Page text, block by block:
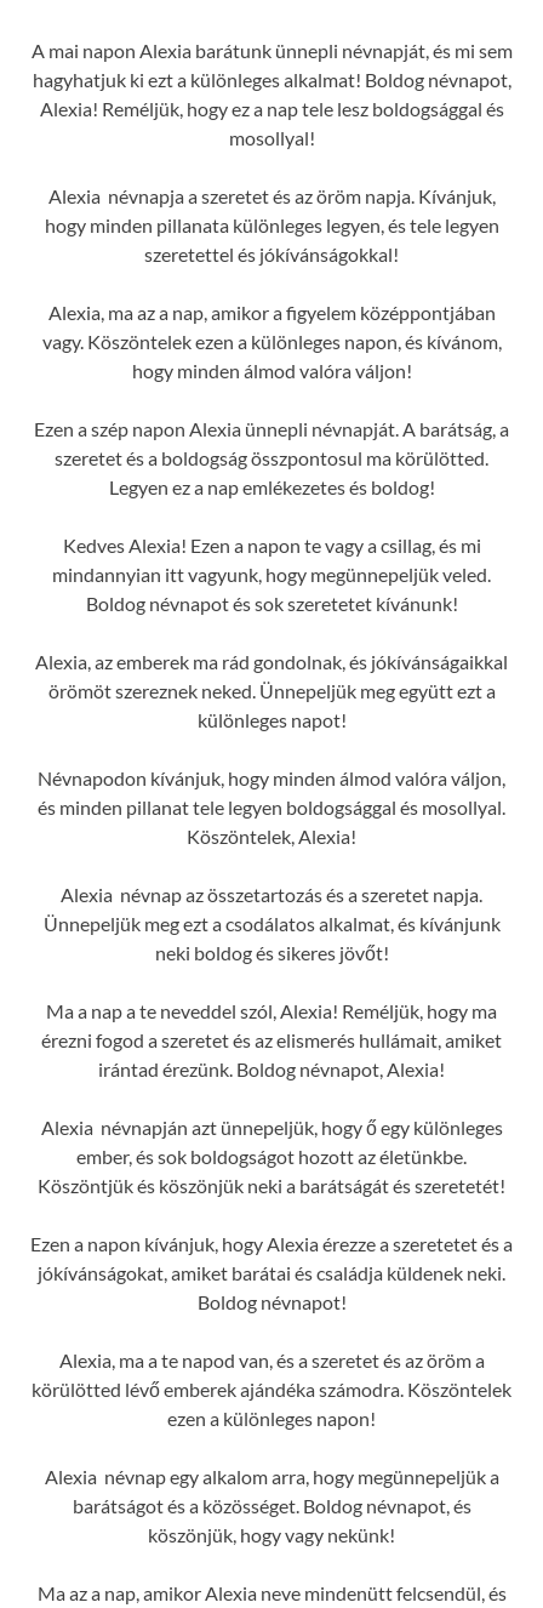
A mai napon Alexia barátunk ünnepli névnapját, és mi sem
hagyhatjuk ki ezt a különleges alkalmat! Boldog névnapot,
Alexia! Reméljük, hogy ez a nap tele lesz boldogsággal és
mosollyal!
Alexia névnapja a szeretet és az öröm napja. Kívánjuk,
hogy minden pillanata különleges legyen, és tele legyen
szeretettel és jókívánságokkal!
Alexia, ma az a nap, amikor a figyelem középpontjában
vagy. Köszöntelek ezen a különleges napon, és kívánom,
hogy minden álmod valóra váljon!
Ezen a szép napon Alexia ünnepli névnapját. A barátság, a
szeretet és a boldogság összpontosul ma körülötted.
Legyen ez a nap emlékezetes és boldog!
Kedves Alexia! Ezen a napon te vagy a csillag, és mi
mindannyian itt vagyunk, hogy megünnepeljük veled.
Boldog névnapot és sok szeretetet kívánunk!
Alexia, az emberek ma rád gondolnak, és jókívánságaikkal
örömöt szereznek neked. Ünnepeljük meg együtt ezt a
különleges napot!
Névnapodon kívánjuk, hogy minden álmod valóra váljon,
és minden pillanat tele legyen boldogsággal és mosollyal.
Köszöntelek, Alexia!
Alexia névnap az összetartozás és a szeretet napja.
Ünnepeljük meg ezt a csodálatos alkalmat, és kívánjunk
neki boldog és sikeres jövőt!
Ma a nap a te neveddel szól, Alexia! Reméljük, hogy ma
érezni fogod a szeretet és az elismerés hullámait, amiket
irántad érezünk. Boldog névnapot, Alexia!
Alexia névnapján azt ünnepeljük, hogy ő egy különleges
ember, és sok boldogságot hozott az életünkbe.
Köszöntjük és köszönjük neki a barátságát és szeretetét!
Ezen a napon kívánjuk, hogy Alexia érezze a szeretetet és a
jókívánságokat, amiket barátai és családja küldenek neki.
Boldog névnapot!
Alexia, ma a te napod van, és a szeretet és az öröm a
körülötted lévő emberek ajándéka számodra. Köszöntelek
ezen a különleges napon!
Alexia névnap egy alkalom arra, hogy megünnepeljük a
barátságot és a közösséget. Boldog névnapot, és
köszönjük, hogy vagy nekünk!
Ma az a nap, amikor Alexia neve mindenütt felcsendül, és